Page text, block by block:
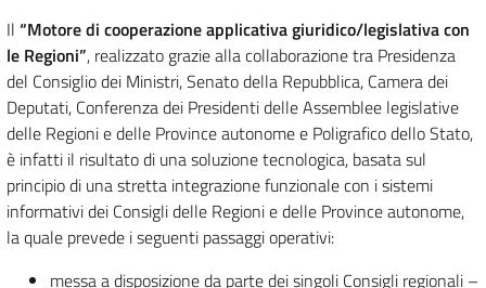
Il “Motore di cooperazione applicativa giuridico/legislativa con
le Regioni”, realizzato grazie alla collaborazione tra Presidenza
del Consiglio dei Ministri, Senato della Repubblica, Camera dei
Deputati, Conferenza dei Presidenti delle Assemblee legislative
delle Regioni e delle Province autonome e Poligrafico dello Stato,
è infatti il risultato di una soluzione tecnologica, basata sul
principio di una stretta integrazione funzionale con i sistemi
informativi dei Consigli delle Regioni e delle Province autonome,
la quale prevede i seguenti passaggi operativi:
messa a disposizione da parte dei singoli Consigli regionali –